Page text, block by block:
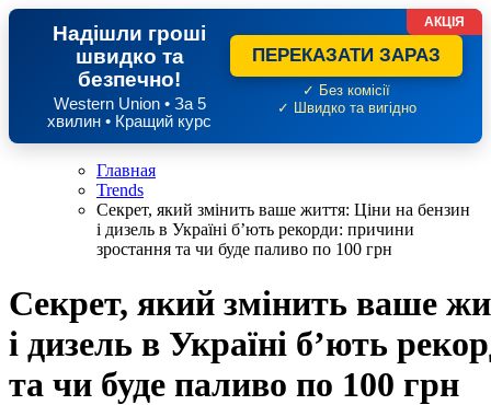
Надішли гроші
швидко та
безпечно!
Western Union • За 5
хвилин • Кращий курс
ПЕРЕКАЗАТИ ЗАРАЗ
✓ Без комісії
✓ Швидко та вигідно
АКЦІЯ
Главная
Trends
Секрет, який змінить ваше життя: Ціни на бензин
і дизель в Україні б’ють рекорди: причини
зростання та чи буде паливо по 100 грн
Секрет, який змінить ваше
і дизель в Україні б’ють
та чи буде паливо по 100 грн